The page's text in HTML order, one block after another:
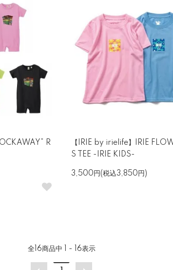
R
【IRIE by irielife】IRIE
S TEE -IRIE KIDS-
3,500円(税込3,850円)
全16商品中 1 - 16表示